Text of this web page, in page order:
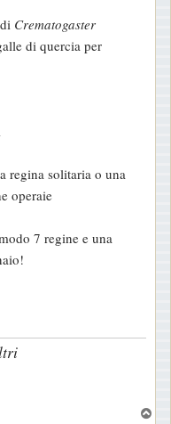
Crematogaster
di quercia per
regina solitaria o una
operaie
7 regine e una